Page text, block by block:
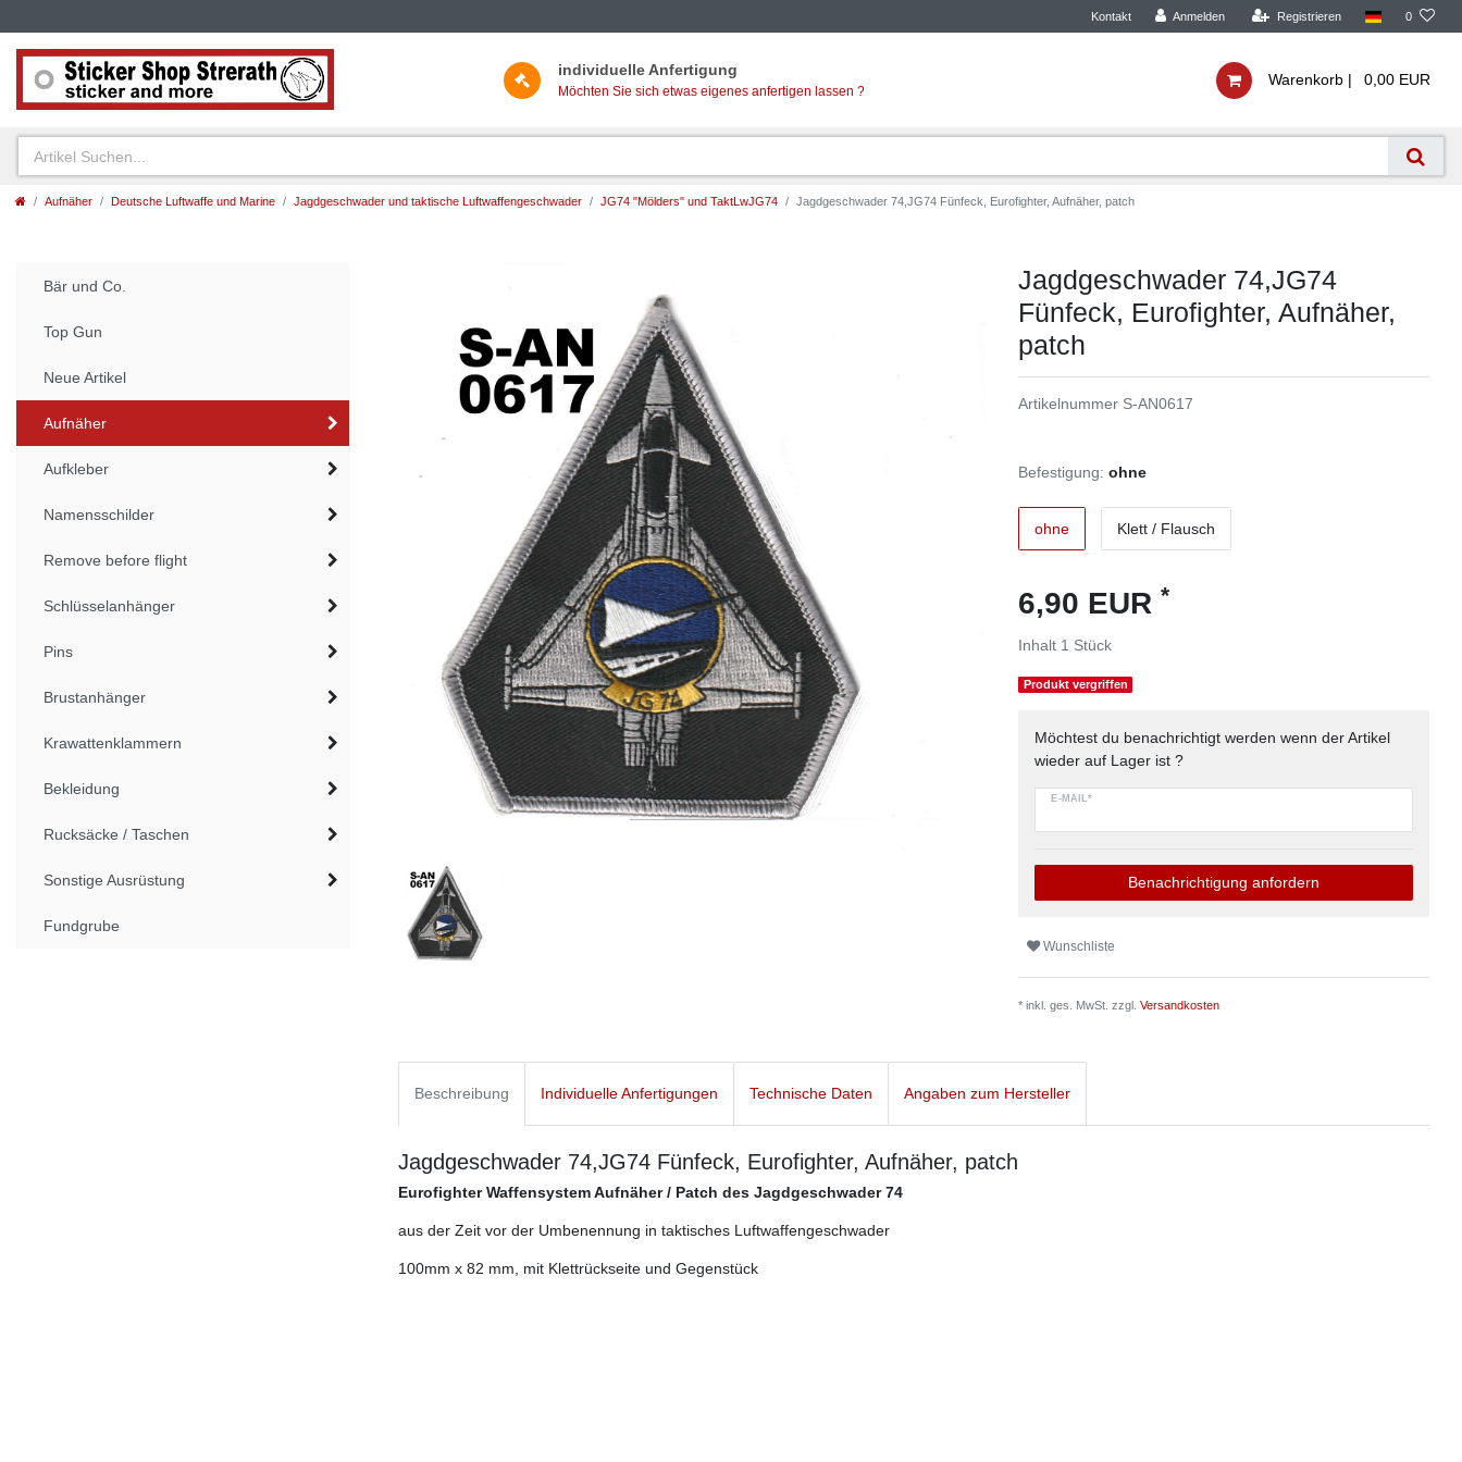
Kontakt Anmelden Registrieren 0
individuelle Anfertigung
Möchten Sie sich etwas eigenes anfertigen lassen ?
Warenkorb | 0,00 EUR
Aufnäher Deutsche Luftwaffe und Marine Jagdgeschwader und taktische Luftwaffengeschwader JG74 "Mölders" und TaktLwJG74 Jagdgeschwader 74,JG74 Fünfeck, Eurofighter, Aufnäher, patch
Bär und Co.
Top Gun
Neue Artikel
Aufnäher
Aufkleber
Namensschilder
Remove before flight
Schlüsselanhänger
Pins
Brustanhänger
Krawattenklammern
Bekleidung
Rucksäcke / Taschen
Sonstige Ausrüstung
Fundgrube
Jagdgeschwader 74,JG74
Fünfeck, Eurofighter, Aufnäher,
patch
Artikelnummer S-AN0617
Befestigung: ohne
ohne Klett / Flausch
6,90 EUR *
Inhalt 1 Stück
Produkt vergriffen
Möchtest du benachrichtigt werden wenn der Artikel
wieder auf Lager ist ?
E-MAIL*
Benachrichtigung anfordern
Wunschliste
* inkl. ges. MwSt. zzgl.Versandkosten
Beschreibung Individuelle Anfertigungen Technische Daten Angaben zum Hersteller
Jagdgeschwader 74,JG74 Fünfeck, Eurofighter, Aufnäher, patch
Eurofighter Waffensystem Aufnäher / Patch des Jagdgeschwader 74
aus der Zeit vor der Umbenennung in taktisches Luftwaffengeschwader
100mm x 82 mm, mit Klettrückseite und Gegenstück